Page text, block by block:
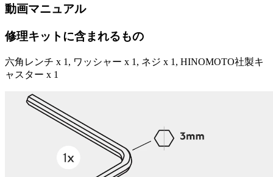
動画マニュアル
修理キットに含まれるもの
六角レンチ x 1, ワッシャー x 1, ネジ x 1, HINOMOTO社製キ
ャスター x 1